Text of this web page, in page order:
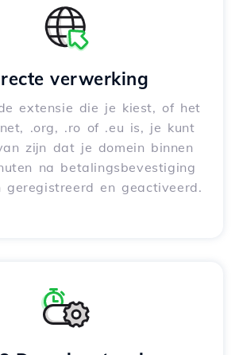
verwerking
extensie die je kiest, of het
.org, .ro of .eu is, je kunt
zijn dat je domein binnen
na betalingsbevestiging
geregistreerd en geactiveerd.